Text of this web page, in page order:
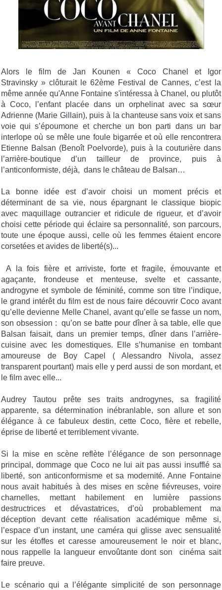
Alors le film de Jan Kounen « Coco Chanel et Igor
Stravinsky » clôturait le 62ème Festival de Cannes, c’est la
même année qu'Anne Fontaine s'intéressa à Chanel, ou plutôt
à Coco, l’enfant placée dans un orphelinat avec sa sœur
Adrienne (Marie Gillain), puis à la chanteuse sans voix et sans
voie qui s’époumone et cherche un bon parti dans un bar
interlope où se mêle une foule bigarrée et où elle rencontrera
Etienne Balsan (Benoît Poelvorde), puis à la couturière dans
l’arrière-boutique d’un tailleur de province, puis à
l’anticonformiste, déjà, dans le château de Balsan…
La bonne idée est d’avoir choisi un moment précis et
déterminant de sa vie, nous épargnant le classique biopic
avec maquillage outrancier et ridicule de rigueur, et d’avoir
choisi cette période qui éclaire sa personnalité, son parcours,
toute une époque aussi, celle où les femmes étaient encore
corsetées et avides de liberté(s)...
A la fois fière et arriviste, forte et fragile, émouvante et
agaçante, frondeuse et menteuse, svelte et cassante,
androgyne et symbole de féminité, comme son titre l’indique,
le grand intérêt du film est de nous faire découvrir Coco avant
qu’elle devienne Melle Chanel, avant qu’elle se fasse un nom,
son obsession : qu’on se batte pour dîner à sa table, elle que
Balsan faisait, dans un premier temps, dîner dans l’arrière-
cuisine avec les domestiques. Elle s’humanise en tombant
amoureuse de Boy Capel ( Alessandro Nivola, assez
transparent pourtant) mais elle y perd aussi de son mordant, et
le film avec elle...
Audrey Tautou prête ses traits androgynes, sa fragilité
apparente, sa détermination inébranlable, son allure et son
élégance à ce fabuleux destin, cette Coco, fière et rebelle,
éprise de liberté et terriblement vivante.
Si la mise en scène reflète l’élégance de son personnage
principal, dommage que Coco ne lui ait pas aussi insufflé sa
liberté, son anticonformisme et sa modernité. Anne Fontaine
nous avait habitués à des mises en scène fiévreuses, voire
charnelles, mettant habilement en lumière passions
destructrices et dévastatrices, d’où probablement ma
déception devant cette réalisation académique même si,
l’espace d’un instant, une caméra qui glisse avec sensualité
sur les étoffes et caresse amoureusement le noir et blanc,
nous rappelle la langueur envoûtante dont son cinéma sait
faire preuve.
Le scénario qui a l’élégante simplicité de son personnage